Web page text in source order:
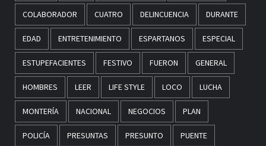
COLABORADOR CUATRO DELINCUENCIA DURANTE
EDAD ENTRETENIMIENTO ESPARTANOS ESPECIAL
ESTUPEFACIENTES FESTIVO FUERON GENERAL
HOMBRES LEER LIFE STYLE LOCO LUCHA
MONTERÍA NACIONAL NEGOCIOS PLAN
POLICÍA PRESUNTAS PRESUNTO PUENTE